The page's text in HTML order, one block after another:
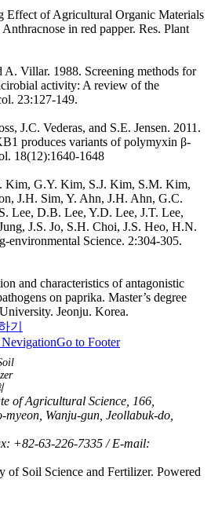
Effect of Agricultural Organic Materials
in red papper. Res. Plant
Villar. 1988. Screening methods for
activity: A review of the
23:127-149.
J.C. Vederas, and S.E. Jensen. 2011.
produces variants of polymyxin β-
18(12):1640-1648
Kim, G.Y. Kim, S.J. Kim, S.M. Kim,
J.H. Sim, Y. Ahn, J.H. Ahn, G.C.
Lee, D.B. Lee, Y.D. Lee, J.T. Lee,
J.S. Jo, S.H. Choi, J.S. Heo, H.N.
environmental Science. 2:304-305.
and characteristics of antagonistic
on paprika. Master’s degree
Jeonju. Korea.
Go to Footer
of Agricultural Science, 166,
myeon, Wanju-gun, Jeollabuk-do,
+82-63-226-7335 / E-mail:
Soil Science and Fertilizer. Powered